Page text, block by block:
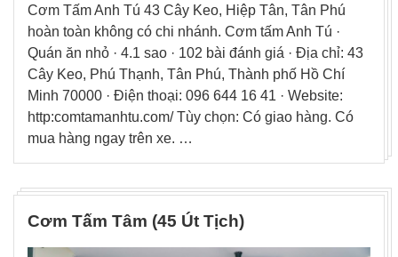
Cơm Tấm Anh Tú 43 Cây Keo, Hiệp Tân, Tân Phú
hoàn toàn không có chi nhánh. Cơm tấm Anh Tú ·
Quán ăn nhỏ · 4.1 sao · 102 bài đánh giá · Địa chỉ: 43
Cây Keo, Phú Thạnh, Tân Phú, Thành phố Hồ Chí
Minh 70000 · Điện thoại: 096 644 16 41 · Website:
http:comtamanhtu.com/ Tùy chọn: Có giao hàng. Có
mua hàng ngay trên xe. …
Cơm Tấm Tâm (45 Út Tịch)